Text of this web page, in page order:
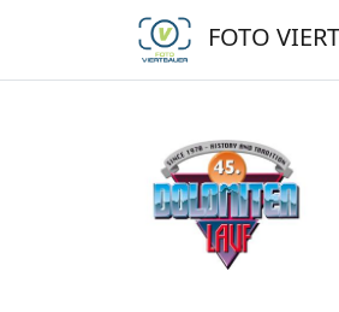
FOTO